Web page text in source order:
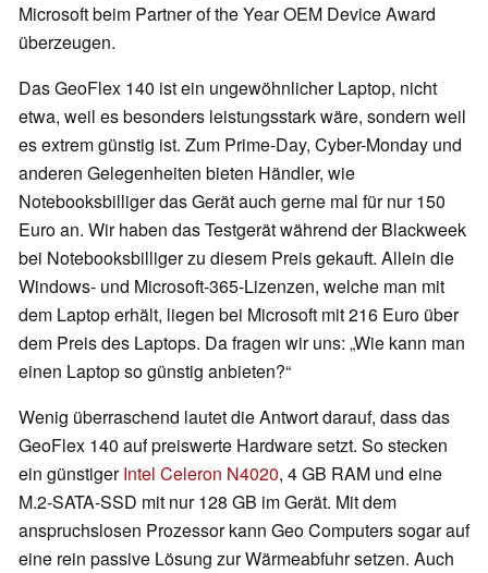
Microsoft beim Partner of the Year OEM Device Award
überzeugen.
Das GeoFlex 140 ist ein ungewöhnlicher Laptop, nicht
etwa, weil es besonders leistungsstark wäre, sondern weil
es extrem günstig ist. Zum Prime-Day, Cyber-Monday und
anderen Gelegenheiten bieten Händler, wie
Notebooksbilliger das Gerät auch gerne mal für nur 150
Euro an. Wir haben das Testgerät während der Blackweek
bei Notebooksbilliger zu diesem Preis gekauft. Allein die
Windows- und Microsoft-365-Lizenzen, welche man mit
dem Laptop erhält, liegen bei Microsoft mit 216 Euro über
dem Preis des Laptops. Da fragen wir uns: „Wie kann man
einen Laptop so günstig anbieten?“
Wenig überraschend lautet die Antwort darauf, dass das
GeoFlex 140 auf preiswerte Hardware setzt. So stecken
ein günstigerIntel Celeron N4020, 4 GB RAM und eine
M.2-SATA-SSD mit nur 128 GB im Gerät. Mit dem
anspruchslosen Prozessor kann Geo Computers sogar auf
eine rein passive Lösung zur Wärmeabfuhr setzen. Auch